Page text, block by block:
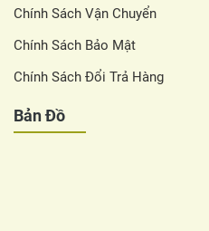
Chính Sách Vận Chuyển
Chính Sách Bảo Mật
Chính Sách Đổi Trả Hàng
Bản Đồ